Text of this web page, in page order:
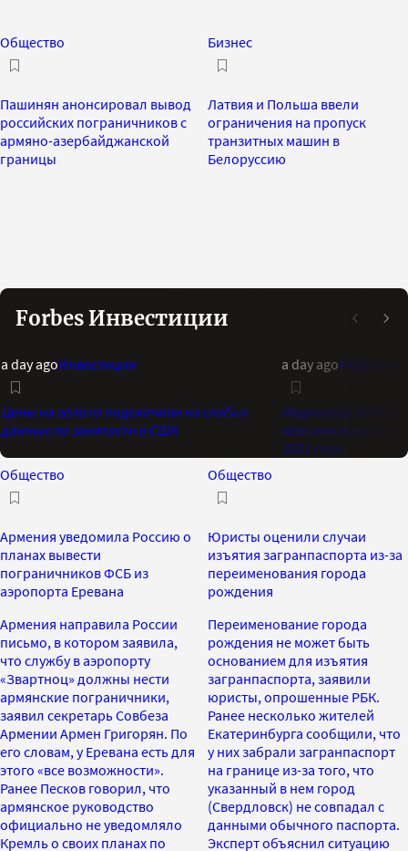
Общество
Пашинян анонсировал вывод
российских пограничников с
армяно-азербайджанской
границы
Бизнес
Латвия и Польша ввели
ограничения на пропуск
транзитных машин в
Белоруссию
Forbes Инвестиции
a day agoИнвестиции
Цены на золото подскочили на слабых
данных по занятости в США
a day ago
Индикатор Bank of
максимальный
2021 года
Общество
Армения уведомила Россию о
планах вывести
пограничников ФСБ из
аэропорта Еревана
Армения направила России
письмо, в котором заявила,
что службу в аэропорту
«Звартноц» должны нести
армянские пограничники,
заявил секретарь Совбеза
Армении Армен Григорян. По
его словам, у Еревана есть для
этого «все возможности».
Ранее Песков говорил, что
армянское руководство
официально не уведомляло
Кремль о своих планах по
Общество
Юристы оценили случаи
изъятия загранпаспорта из-за
переименования города
рождения
Переименование города
рождения не может быть
основанием для изъятия
загранпаспорта, заявили
юристы, опрошенные РБК.
Ранее несколько жителей
Екатеринбурга сообщили, что
у них забрали загранпаспорт
на границе из-за того, что
указанный в нем город
(Свердловск) не совпадал с
данными обычного паспорта.
Эксперт объяснил ситуацию